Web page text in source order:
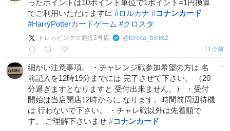
ったポイントは10ポイント単位で1ポイント=1円換算
でご利用いただけます💹 #ロルカナ #コナンカード
#HarryPotterカードゲーム #クロスタ
トレカビンクス通販2号店 @toreca_binks2
11分前
細かい注意事項。 ・チャレンジ戦参加希望の方は 名
前記入を12時19分までには 完了させて下さい。 （20
分過ぎますとなりますと 受付出来ません。） ・受付
開始は当店開店12時からに なります。時間前周辺待機
は 行わないで下さい。 ・チャレ戦以外は先着順で
す。 ご理解下さいませ #コナンカード